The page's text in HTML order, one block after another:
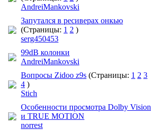
AndreiMankovski
Запутался в ресиверах онкью
(Страницы: 1 2 )
serg450453
99dB колонки
AndreiMankovski
Вопросы Zidoo z9s (Страницы: 1 2 3
4 )
Stich
Особенности просмотра Dolby Vision
и TRUE MOTION
norrest